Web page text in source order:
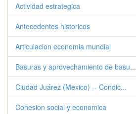
Actividad estrategica
Antecedentes historicos
Articulacion economia mundial
Basuras y aprovechamiento de basu...
Ciudad Juárez (Mexico) -- Condic...
Cohesion social y economica